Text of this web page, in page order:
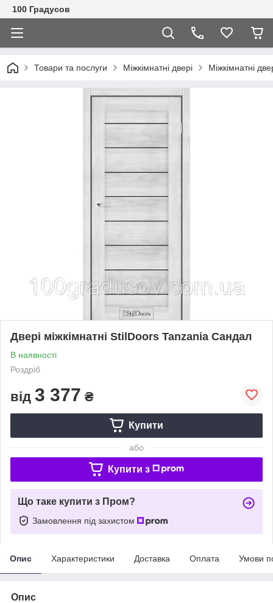
100 Градусов
Товари та послуги Міжкімнатні двері Міжкімнатні
Двері міжкімнатні StilDoors Tanzania Сандал
В наявності
Роздріб
від 3 377 ₴
Купити
або
Купити з
Що таке купити з Пром?
Замовлення під захистом
Опис Характеристики Доставка Оплата Умови
Опис